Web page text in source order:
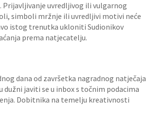
uvredljivog ili vulgarnog
simboli mržnje ili uvredljivi motivi neće
istog trenutka ukloniti Sudionikov
prema natjecatelju.
dana od završetka nagradnog natječaja
javiti se u inbox s točnim podacima
Dobitnika na temelju kreativnosti